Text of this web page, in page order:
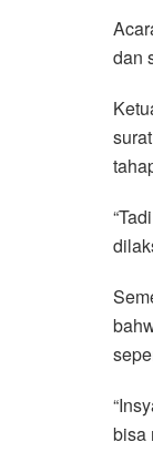
dan
bisa